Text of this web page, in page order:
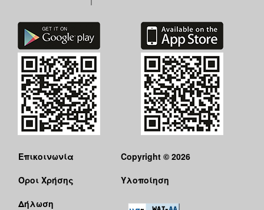
Επικοινωνία
Όροι Χρήσης
Δήλωση
Copyright © 2026
Υλοποίηση